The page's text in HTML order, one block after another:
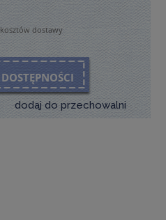
kosztów dostawy
dodaj do przechowalni